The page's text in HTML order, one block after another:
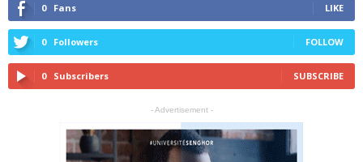
0 Fans LIKE
0 Followers FOLLOW
0 Subscribers SUBSCRIBE
- Advertisement -